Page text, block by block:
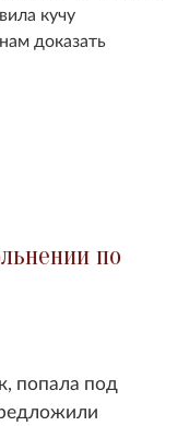
кучу
доказать
по
попала под